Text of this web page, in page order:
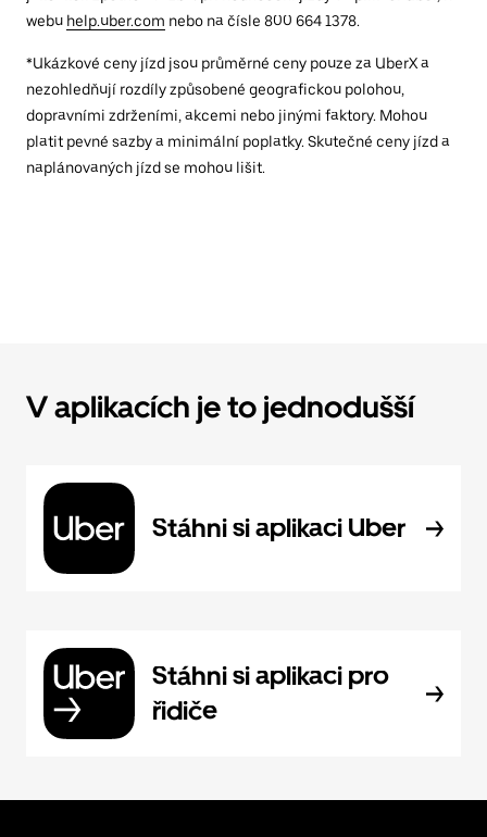
webu help.uber.com nebo na čísle 800 664 1378.
*Ukázkové ceny jízd jsou průměrné ceny pouze za UberX a
nezohledňují rozdíly způsobené geografickou polohou,
dopravními zdrženími, akcemi nebo jinými faktory. Mohou
platit pevné sazby a minimální poplatky. Skutečné ceny jízd a
naplánovaných jízd se mohou lišit.
V aplikacích je to jednodušší
Stáhni si aplikaci Uber
Stáhni si aplikaci pro
řidiče